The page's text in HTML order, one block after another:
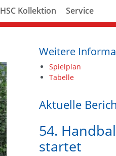
HSC Kollektion Service
Weitere
Spielplan
Tabelle
Aktuelle
54.
startet